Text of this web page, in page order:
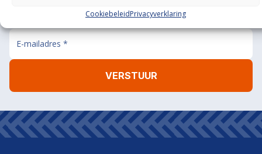
CookiebeleidPrivacyverklaring
Aanmelden nieuwsbrief